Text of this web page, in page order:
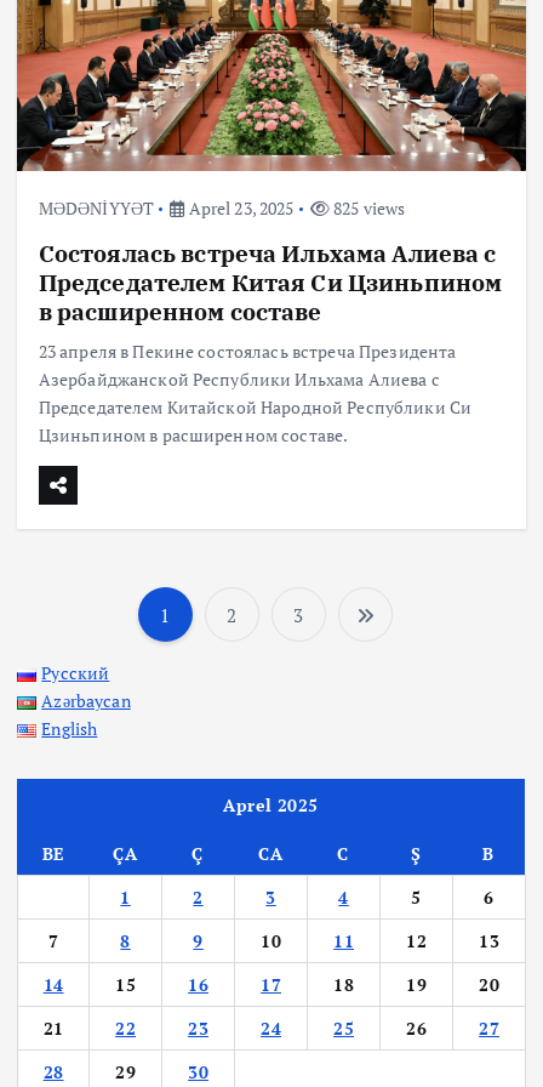
MƏDƏNİYYƏT Aprel 23, 2025 825 views
Состоялась встреча Ильхама Алиева с
Председателем Китая Си Цзиньпином
в расширенном составе
23 апреля в Пекине состоялась встреча Президента
Азербайджанской Республики Ильхама Алиева с
Председателем Китайской Народной Республики Си
Цзиньпином в расширенном составе.
P
t
s
p
a
g
1 2 3
Русский
Azərbaycan
English
Aprel 2025
BE ÇA Ç CA C Ş
B
1
2 3 4 5
6
7
8 9 10 11 12
13
14
15 16 17 18 19
20
21
22 23 24 25 26
27
28
29 30